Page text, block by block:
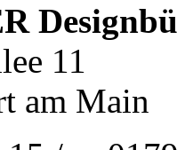
11
am Main